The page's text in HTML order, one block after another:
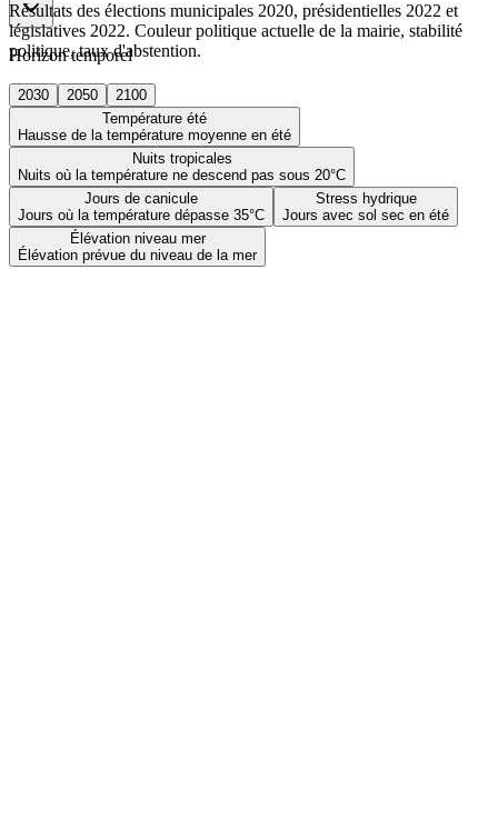
Horizon temporel
2030 2050
2100
Température été
Hausse de la température moyenne en été
Nuits tropicales
Nuits où la température ne descend pas sous 20°C
Jours de canicule
Jours où la température dépasse 35°C
Stress hydrique
Jours avec sol sec en été
Élévation niveau mer
Élévation prévue du niveau de la mer
Résultats des élections municipales 2020, présidentielles 2022 et
législatives 2022. Couleur politique actuelle de la mairie, stabilité
politique, taux d'abstention.